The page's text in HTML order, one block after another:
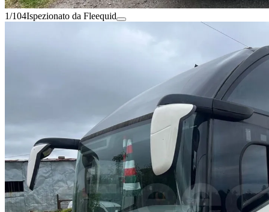
1/104Ispezionato da Fleequid